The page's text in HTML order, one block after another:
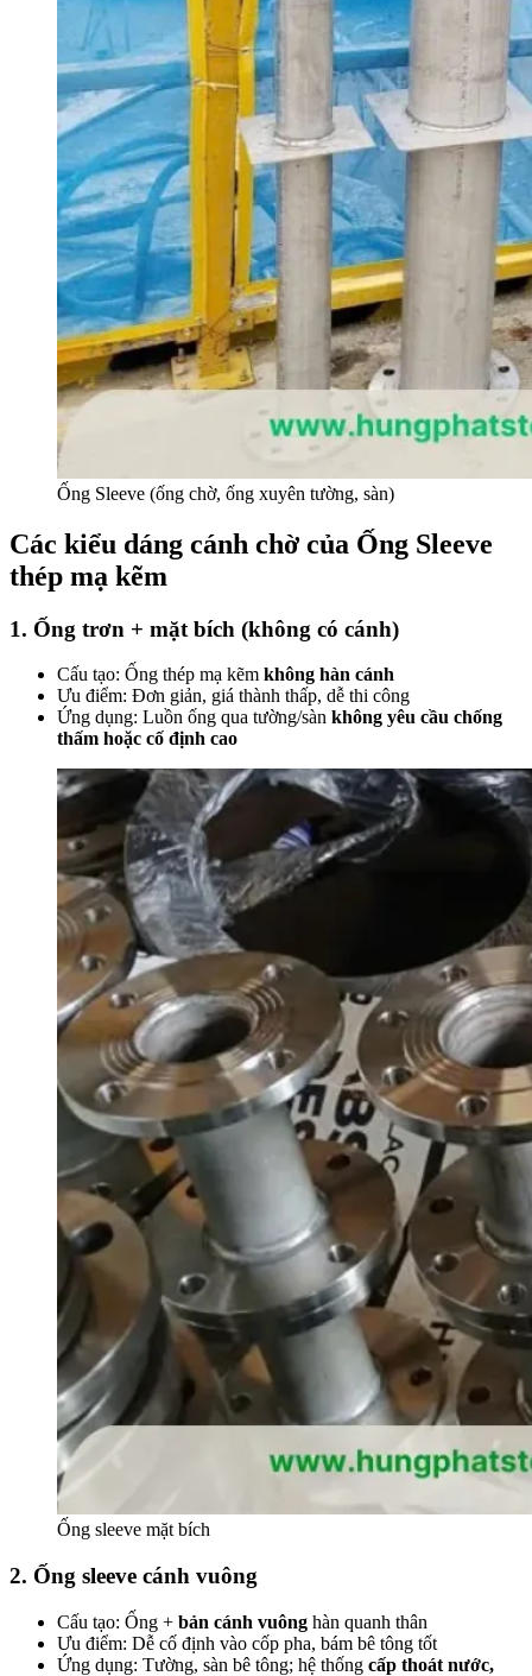
Ống Sleeve (ống chờ, ống xuyên tường, sàn)
Các kiểu dáng cánh chờ của Ống Sleeve
thép mạ kẽm
1. Ống trơn + mặt bích (không có cánh)
Cấu tạo: Ống thép mạ kẽm không hàn cánh
Ưu điểm: Đơn giản, giá thành thấp, dễ thi công
Ứng dụng: Luồn ống qua tường/sàn không yêu cầu chống
thấm hoặc cố định cao
Ống sleeve mặt bích
2. Ống sleeve cánh vuông
Cấu tạo: Ống + bản cánh vuông hàn quanh thân
Ưu điểm: Dễ cố định vào cốp pha, bám bê tông tốt
Ứng dụng: Tường, sàn bê tông; hệ thống cấp thoát nước,